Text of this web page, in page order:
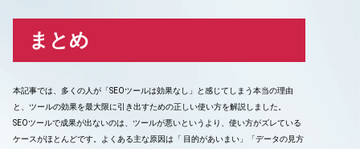
まとめ
本記事では、多くの人が「SEOツールは効果なし」と感じてしまう本当の理由
と、ツールの効果を最大限に引き出すための正しい使い方を解説しました。
SEOツールで成果が出ないのは、ツールが悪いというより、使い方がズレている
ケースがほとんどです。よくある主な原因は「 目的があいまい」「データの見方